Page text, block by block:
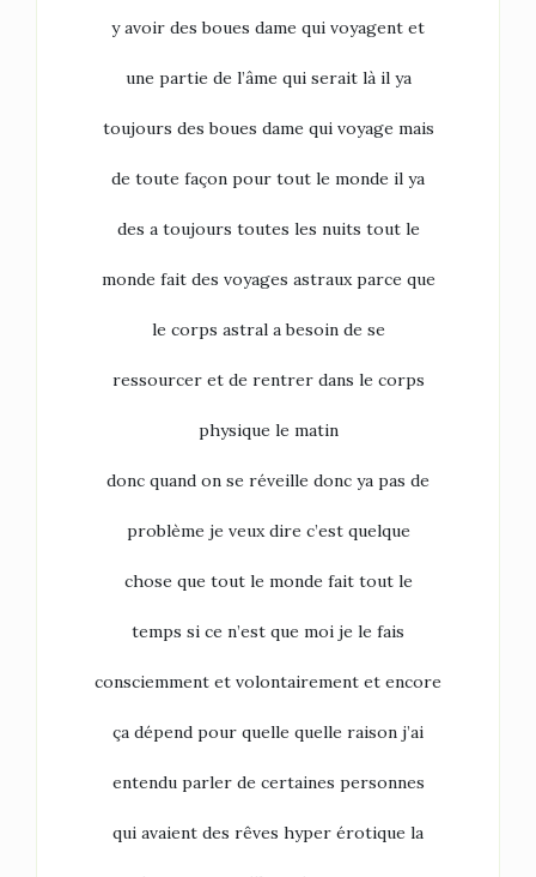
y avoir des boues dame qui voyagent et
une partie de l’âme qui serait là il ya
toujours des boues dame qui voyage mais
de toute façon pour tout le monde il ya
des a toujours toutes les nuits tout le
monde fait des voyages astraux parce que
le corps astral a besoin de se
ressourcer et de rentrer dans le corps
physique le matin
donc quand on se réveille donc ya pas de
problème je veux dire c’est quelque
chose que tout le monde fait tout le
temps si ce n’est que moi je le fais
consciemment et volontairement et encore
ça dépend pour quelle quelle raison j’ai
entendu parler de certaines personnes
qui avaient des rêves hyper érotique la